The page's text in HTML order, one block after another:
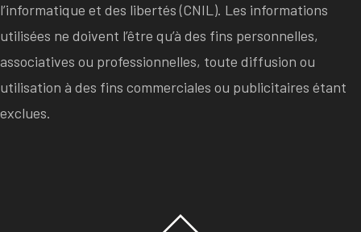
l’informatique et des libertés (CNIL). Les informations
utilisées ne doivent l’être qu’à des fins personnelles,
associatives ou professionnelles, toute diffusion ou
utilisation à des fins commerciales ou publicitaires étant
exclues.